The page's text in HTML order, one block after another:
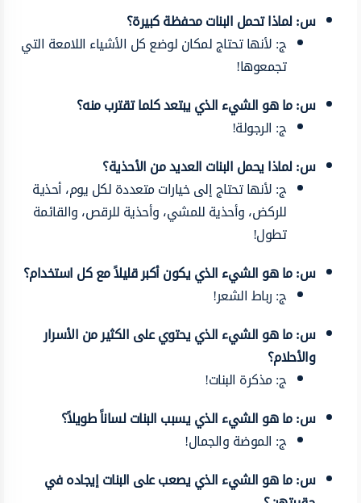
س: لماذا تحمل البنات محفظة كبيرة؟
ج: لأنها تحتاج لمكان لوضع كل الأشياء اللامعة التي
تجمعوها!
س: ما هو الشيء الذي يبتعد كلما تقترب منه؟
ج: الرجولة!
س: لماذا يحمل البنات العديد من الأحذية؟
ج: لأنها تحتاج إلى خيارات متعددة لكل يوم، أحذية
للركض، وأحذية للمشي، وأحذية للرقص، والقائمة
تطول!
س: ما هو الشيء الذي يكون أكبر قليلاً مع كل استخدام؟
ج: رباط الشعر!
س: ما هو الشيء الذي يحتوي على الكثير من الأسرار
والأحلام؟
ج: مذكرة البنات!
س: ما هو الشيء الذي يسبب البنات لساناً طويلاً؟
ج: الموضة والجمال!
س: ما هو الشيء الذي يصعب على البنات إيجاده في